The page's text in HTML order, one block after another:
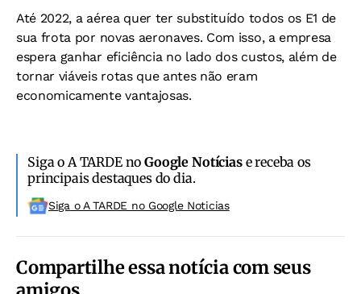
Até 2022, a aérea quer ter substituído todos os E1 de
sua frota por novas aeronaves. Com isso, a empresa
espera ganhar eficiência no lado dos custos, além de
tornar viáveis rotas que antes não eram
economicamente vantajosas.
Siga o A TARDE noGoogle Notíciase receba os
principais destaques do dia.
Siga o A TARDE no Google Noticias
Compartilhe essa notícia com seus